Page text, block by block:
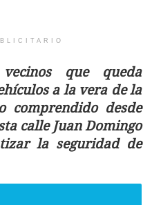
que queda
a la vera de la
desde
calle Juan Domingo
la seguridad de